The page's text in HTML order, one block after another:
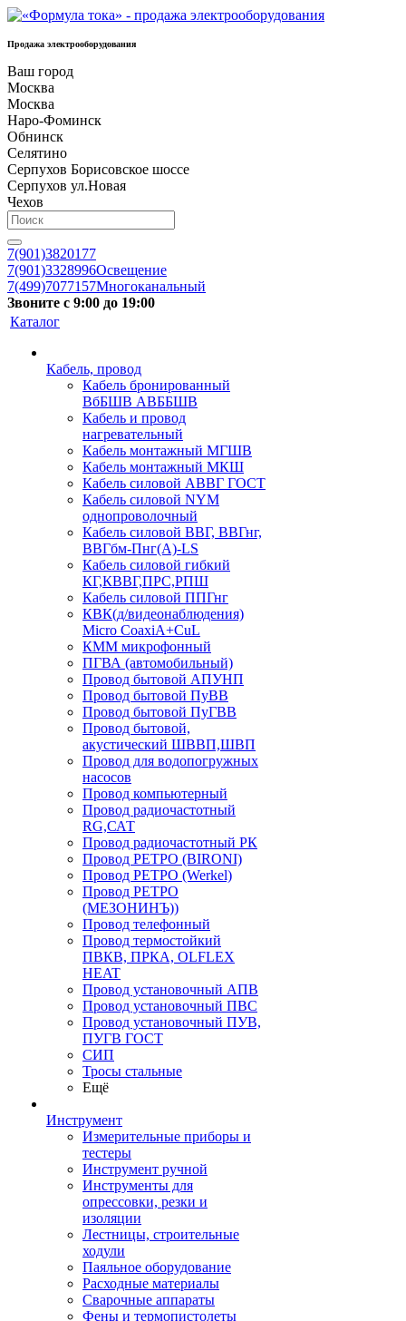
Продажа электрооборудования
Ваш город
Москва
Москва
Наро-Фоминск
Обнинск
Селятино
Серпухов Борисовское шоссе
Серпухов ул.Новая
Чехов
7(901)3820177
7(901)3328996Освещение
7(499)7077157Многоканальный
Звоните с 9:00 до 19:00
Каталог
Кабель, провод
Кабель бронированный
ВбБШВ АВББШВ
Кабель и провод
нагревательный
Кабель монтажный МГШВ
Кабель монтажный МКШ
Кабель силовой АВВГ ГОСТ
Кабель силовой NYM
однопроволочный
Кабель силовой ВВГ, ВВГнг,
ВВГбм-Пнг(А)-LS
Кабель силовой гибкий
КГ,КВВГ,ПРС,РПШ
Кабель силовой ППГнг
КВК(д/видеонаблюдения)
Micro CoaxiA+CuL
КММ микрофонный
ПГВА (автомобильный)
Провод бытовой АПУНП
Провод бытовой ПуВВ
Провод бытовой ПуГВВ
Провод бытовой,
акустический ШВВП,ШВП
Провод для водопогружных
насосов
Провод компьютерный
Провод радиочастотный
RG,САТ
Провод радиочастотный РК
Провод РЕТРО (BIRONI)
Провод РЕТРО (Werkel)
Провод РЕТРО
(МЕЗОНИНЪ))
Провод телефонный
Провод термостойкий
ПВКВ, ПРКА, OLFLEX
HEAT
Провод установочный АПВ
Провод установочный ПВС
Провод установочный ПУВ,
ПУГВ ГОСТ
СИП
Тросы стальные
Ещё
Инструмент
Измерительные приборы и
тестеры
Инструмент ручной
Инструменты для
опрессовки, резки и
изоляции
Лестницы, строительные
ходули
Паяльное оборудование
Расходные материалы
Сварочные аппараты
Фены и термопистолеты